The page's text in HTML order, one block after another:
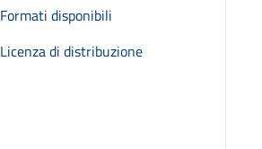
Formati disponibili
Licenza di distribuzione